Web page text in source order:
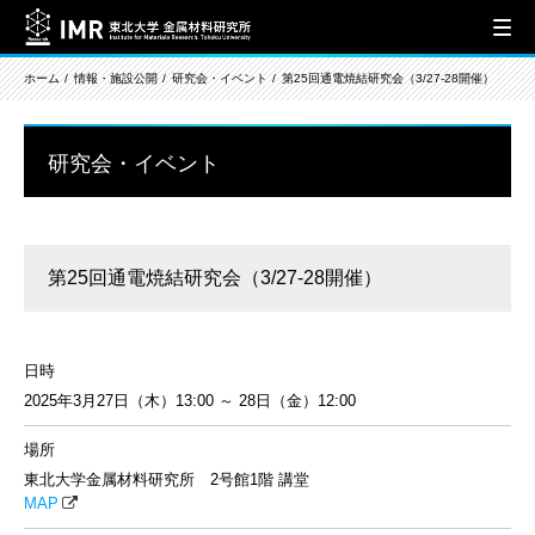
ホーム 情報・施設公開 研究会・イベント 第25回通電焼結研究会（3/27-28開催）
研究会・イベント
第25回通電焼結研究会（3/27-28開催）
日時
2025年3月27日（木）13:00 ～ 28日（金）12:00
場所
東北大学金属材料研究所 2号館1階 講堂
MAP